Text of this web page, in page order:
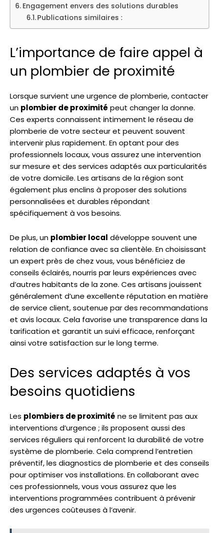
Engagement envers des solutions durables
Publications similaires :
L’importance de faire appel à
un plombier de proximité
Lorsque survient une urgence de plomberie, contacter
un plombier de proximité peut changer la donne.
Ces experts connaissent intimement le réseau de
plomberie de votre secteur et peuvent souvent
intervenir plus rapidement. En optant pour des
professionnels locaux, vous assurez une intervention
sur mesure et des services adaptés aux particularités
de votre domicile. Les artisans de la région sont
également plus enclins à proposer des solutions
personnalisées et durables répondant
spécifiquement à vos besoins.
De plus, un plombier local développe souvent une
relation de confiance avec sa clientèle. En choisissant
un expert près de chez vous, vous bénéficiez de
conseils éclairés, nourris par leurs expériences avec
d’autres habitants de la zone. Ces artisans jouissent
généralement d’une excellente réputation en matière
de service client, soutenue par des recommandations
et avis locaux. Cela favorise une transparence dans la
tarification et garantit un suivi efficace, renforçant
ainsi votre satisfaction sur le long terme.
Des services adaptés à vos
besoins quotidiens
Les plombiers de proximité ne se limitent pas aux
interventions d’urgence ; ils proposent aussi des
services réguliers qui renforcent la durabilité de votre
système de plomberie. Cela comprend l’entretien
préventif, les diagnostics de plomberie et des conseils
pour optimiser vos installations. En collaborant avec
ces professionnels, vous vous assurez que les
interventions programmées contribuent à prévenir
des urgences coûteuses à l’avenir.